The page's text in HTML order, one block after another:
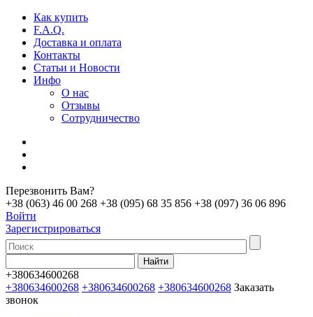
Как купить
F.A.Q.
Доставка и оплата
Контакты
Статьи и Новости
Инфо
О нас
Отзывы
Сотрудничество
Перезвонить Вам?
+38 (063) 46 00 268 +38 (095) 68 35 856 +38 (097) 36 06 896
Войти
Зарегистрироваться
+380634600268
+380634600268 +380634600268 +380634600268 Заказать
звонок